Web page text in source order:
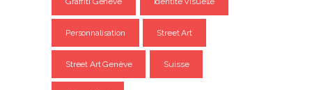
Personnalisation Street Art
Street Art Genève Suisse